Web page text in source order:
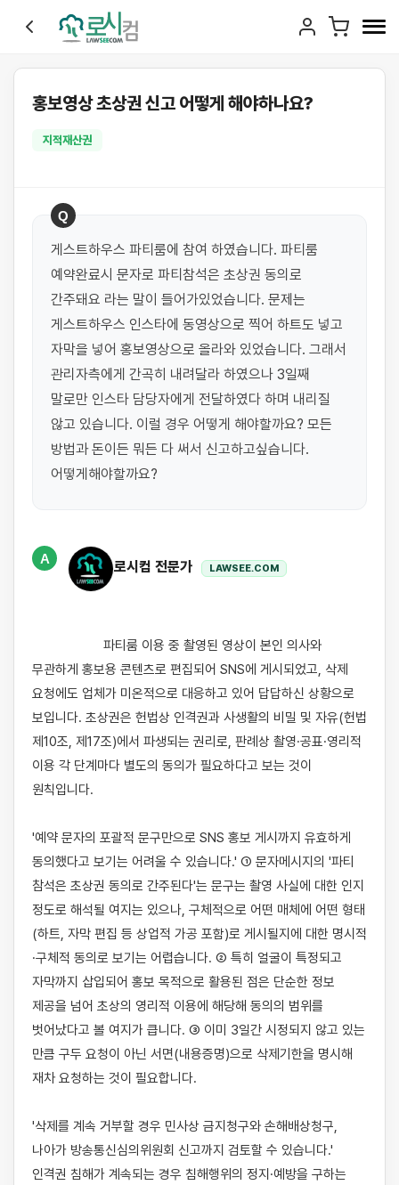
홍보영상 초상권 신고 어떻게 해야하나요?
지적재산권
Q
게스트하우스 파티룸에 참여 하였습니다. 파티룸
예약완료시 문자로 파티참석은 초상권 동의로
간주돼요 라는 말이 들어가있었습니다. 문제는
게스트하우스 인스타에 동영상으로 찍어 하트도 넣고
자막을 넣어 홍보영상으로 올라와 있었습니다. 그래서
관리자측에게 간곡히 내려달라 하였으나 3일째
말로만 인스타 담당자에게 전달하였다 하며 내리질
않고 있습니다. 이럴 경우 어떻게 해야할까요? 모든
방법과 돈이든 뭐든 다 써서 신고하고싶습니다.
어떻게해야할까요?
A
로시컴 전문가 LAWSEE.COM
무관하게 홍보용 콘텐츠로 편집되어 SNS에 게시되었고, 삭제
요청에도 업체가 미온적으로 대응하고 있어 답답하신 상황으로
보입니다. 초상권은 헌법상 인격권과 사생활의 비밀 및 자유(헌법
제10조, 제17조)에서 파생되는 권리로, 판례상 촬영·공표·영리적
이용 각 단계마다 별도의 동의가 필요하다고 보는 것이
원칙입니다.
'예약 문자의 포괄적 문구만으로 SNS 홍보 게시까지 유효하게
동의했다고 보기는 어려울 수 있습니다.' ① 문자메시지의 '파티
참석은 초상권 동의로 간주된다'는 문구는 촬영 사실에 대한 인지
정도로 해석될 여지는 있으나, 구체적으로 어떤 매체에 어떤 형태
(하트, 자막 편집 등 상업적 가공 포함)로 게시될지에 대한 명시적
·구체적 동의로 보기는 어렵습니다. ② 특히 얼굴이 특정되고
자막까지 삽입되어 홍보 목적으로 활용된 점은 단순한 정보
제공을 넘어 초상의 영리적 이용에 해당해 동의의 범위를
벗어났다고 볼 여지가 큽니다. ③ 이미 3일간 시정되지 않고 있는
만큼 구두 요청이 아닌 서면(내용증명)으로 삭제기한을 명시해
재차 요청하는 것이 필요합니다.
'삭제를 계속 거부할 경우 민사상 금지청구와 손해배상청구,
나아가 방송통신심의위원회 신고까지 검토할 수 있습니다.'
인격권 침해가 계속되는 경우 침해행위의 정지·예방을 구하는